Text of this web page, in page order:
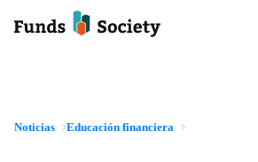
Noticias Educación financiera